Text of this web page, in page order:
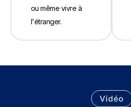
ou même vivre à
l'étranger.
Vidéo